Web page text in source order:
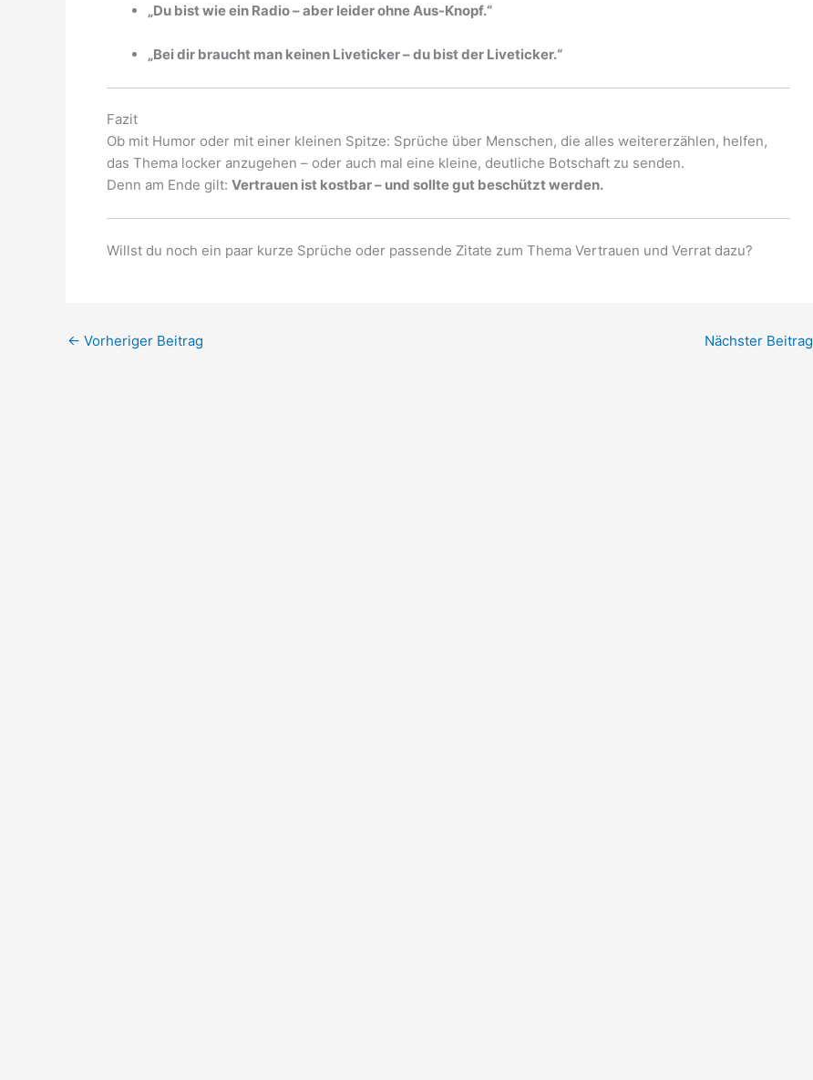
„Du bist wie ein Radio – aber leider ohne Aus-Knopf.“
„Bei dir braucht man keinen Liveticker – du bist der Liveticker.“
Fazit
Ob mit Humor oder mit einer kleinen Spitze: Sprüche über Menschen, die alles weitererzählen, helfen,
das Thema locker anzugehen – oder auch mal eine kleine, deutliche Botschaft zu senden.
Denn am Ende gilt: Vertrauen ist kostbar – und sollte gut beschützt werden.
Willst du noch ein paar kurze Sprüche oder passende Zitate zum Thema Vertrauen und Verrat dazu?
← Vorheriger Beitrag Nächster Beitrag